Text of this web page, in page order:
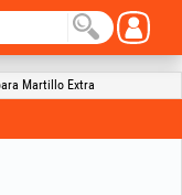
Martillo Extra